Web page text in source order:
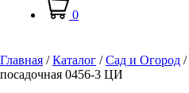
0
Главная /Каталог /Сад и Огород /
посадочная 0456-3 ЦИ